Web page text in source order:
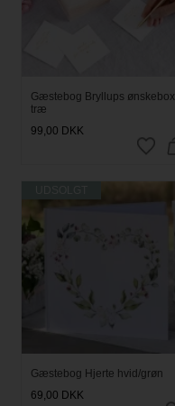
Gæstebog Bryllups ønskebox
træ
99,00 DKK
Gæstebog Hjerte hvid/grøn
69,00 DKK